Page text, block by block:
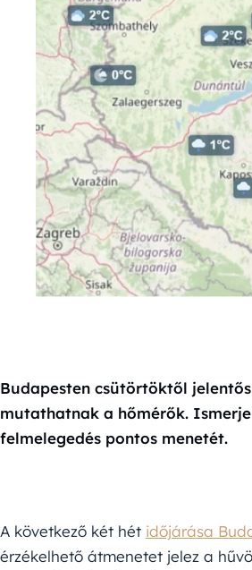
Budapesten csütörtöktől
mutathatnak a hőmérők.
felmelegedés pontos menetét.
A következő két hét időjárása
érzékelhető átmenetet jelez a